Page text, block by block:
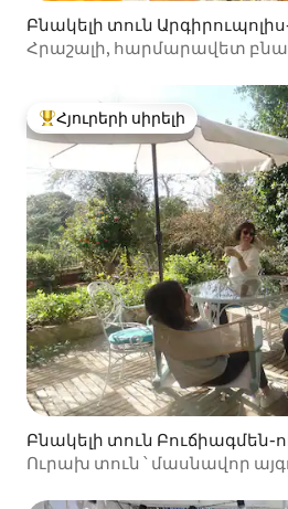
Բնակելի տուն
Հրաշալի, հարմարավետ
Հյուրերի սիրելի լավագույն
Հյուրերի սիրելի
Բնակելի տուն Բուճիագմեն-
Ուրախ տուն ՝ մասնավոր այգով ։ Յուրահատուկ